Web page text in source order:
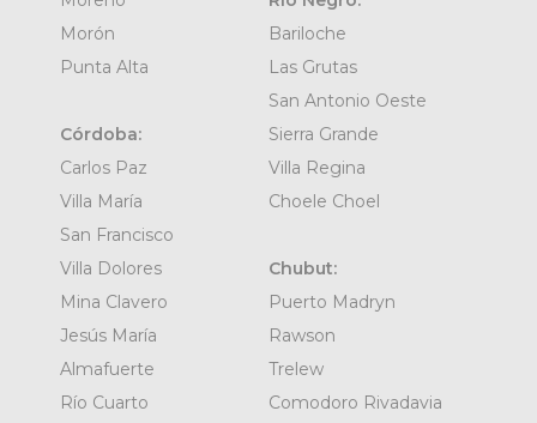
Morón
Punta Alta
Córdoba:
Carlos Paz
Villa María
San Francisco
Villa Dolores
Mina Clavero
Jesús María
Almafuerte
Río Cuarto
Bariloche
Las Grutas
San Antonio Oeste
Sierra Grande
Villa Regina
Choele Choel
Chubut:
Puerto Madryn
Rawson
Trelew
Comodoro Rivadavia